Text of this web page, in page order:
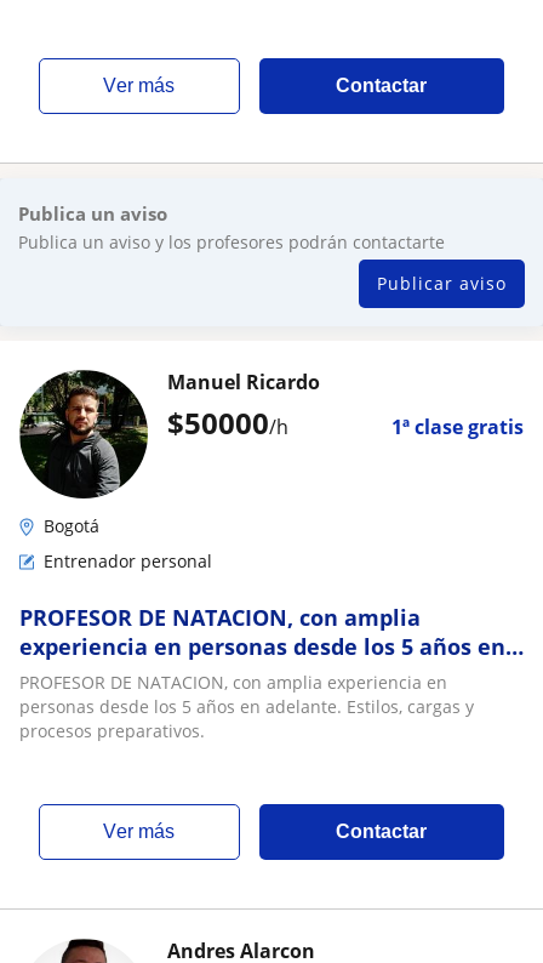
ver más Contactar
Publica un aviso
Publica un aviso y los profesores podrán contactarte
Publicar aviso
$50000/h 1ª clase gratis
Manuel Ricardo
Bogotá
Entrenador personal
PROFESOR DE NATACION, con amplia
experiencia en personas desde los 5 años en
adelante. Estilos, cargas y procesos
preparativos
PROFESOR DE NATACION, con amplia experiencia en
personas desde los 5 años en adelante. Estilos, cargas y
procesos preparativos.
ver más Contactar
Andres Alarcon